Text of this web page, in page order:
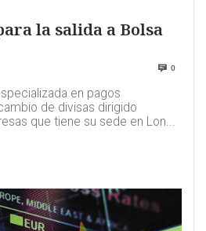
la salida a Bolsa
0
en pagos
de divisas dirigido
que tiene su sede en Lon...